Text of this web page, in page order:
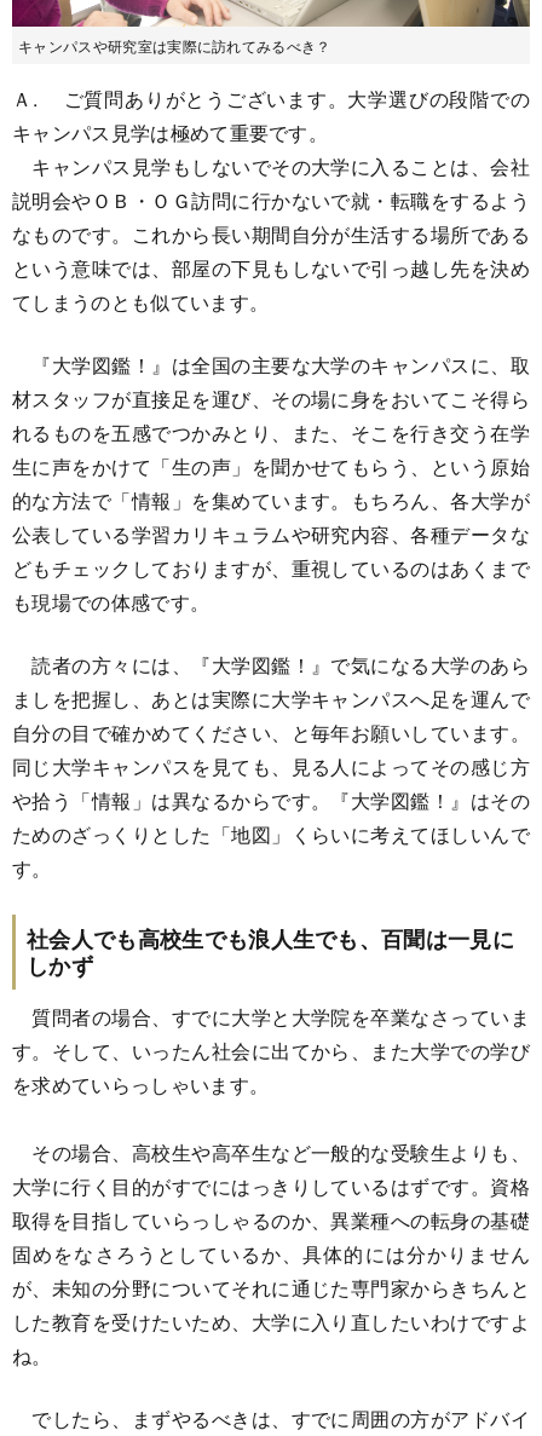
キャンパスや研究室は実際に訪れてみるべき？
Ａ. ご質問ありがとうございます。大学選びの段階での
キャンパス見学は極めて重要です。
キャンパス見学もしないでその大学に入ることは、会社
説明会やＯＢ・ＯＧ訪問に行かないで就・転職をするよう
なものです。これから長い期間自分が生活する場所である
という意味では、部屋の下見もしないで引っ越し先を決め
てしまうのとも似ています。
『大学図鑑！』は全国の主要な大学のキャンパスに、取
材スタッフが直接足を運び、その場に身をおいてこそ得ら
れるものを五感でつかみとり、また、そこを行き交う在学
生に声をかけて「生の声」を聞かせてもらう、という原始
的な方法で「情報」を集めています。もちろん、各大学が
公表している学習カリキュラムや研究内容、各種データな
どもチェックしておりますが、重視しているのはあくまで
も現場での体感です。
読者の方々には、『大学図鑑！』で気になる大学のあら
ましを把握し、あとは実際に大学キャンパスへ足を運んで
自分の目で確かめてください、と毎年お願いしています。
同じ大学キャンパスを見ても、見る人によってその感じ方
や拾う「情報」は異なるからです。『大学図鑑！』はその
ためのざっくりとした「地図」くらいに考えてほしいんで
す。
社会人でも高校生でも浪人生でも、百聞は一見に
しかず
質問者の場合、すでに大学と大学院を卒業なさっていま
す。そして、いったん社会に出てから、また大学での学び
を求めていらっしゃいます。
その場合、高校生や高卒生など一般的な受験生よりも、
大学に行く目的がすでにはっきりしているはずです。資格
取得を目指していらっしゃるのか、異業種への転身の基礎
固めをなさろうとしているか、具体的には分かりません
が、未知の分野についてそれに通じた専門家からきちんと
した教育を受けたいため、大学に入り直したいわけですよ
ね。
でしたら、まずやるべきは、すでに周囲の方がアドバイ